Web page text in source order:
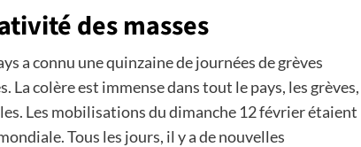
des masses
a connu une quinzaine de journées de grèves
La colère est immense dans tout le pays, les grèves,
Les mobilisations du dimanche 12 février étaient
Tous les jours, il y a de nouvelles